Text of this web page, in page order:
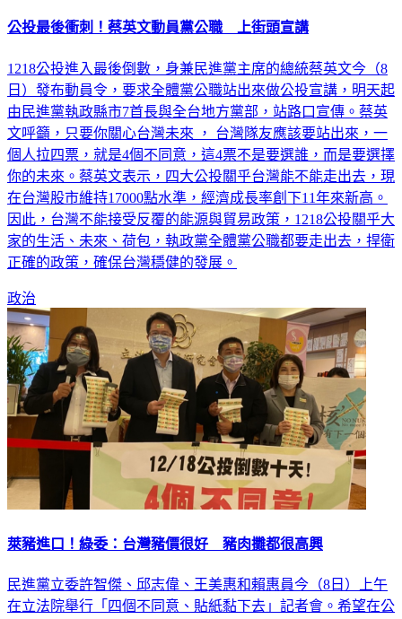
公投最後衝刺！蔡英文動員黨公職 上街頭宣講
1218公投進入最後倒數，身兼民進黨主席的總統蔡英文今（8
日）發布動員令，要求全體黨公職站出來做公投宣講，明天起
由民進黨執政縣市7首長與全台地方黨部，站路口宣傳。蔡英
文呼籲，只要你關心台灣未來 ， 台灣隊友應該要站出來，一
個人拉四票，就是4個不同意，這4票不是要選誰，而是要選擇
你的未來。蔡英文表示，四大公投關乎台灣能不能走出去，現
在台灣股市維持17000點水準，經濟成長率創下11年來新高。
因此，台灣不能接受反覆的能源與貿易政策，1218公投關乎大
家的生活、未來、荷包，執政黨全體黨公職都要走出去，捍衛
正確的政策，確保台灣穩健的發展。
政治
萊豬進口！綠委：台灣豬價很好 豬肉攤都很高興
民進黨立委許智傑、邱志偉、王美惠和賴惠員今（8日）上午
在立法院舉行「四個不同意、貼紙黏下去」記者會。希望在公